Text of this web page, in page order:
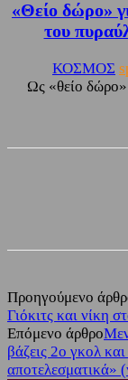
«Θείο δώρο»
του
ΚΟΣΜΟΣ
Ως «θείο δώρο»
Προηγούμενο
Γιόκιτς και νίκη
Επόμενο άρθρο
βάζεις 2ο γκολ
αποτελεσματικά»